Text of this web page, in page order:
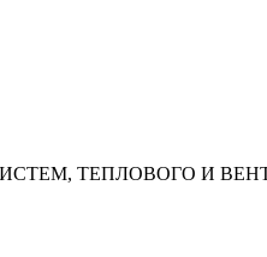
ТЕПЛОВОГО И